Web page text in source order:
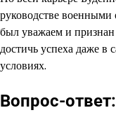
руководстве военными
был уважаем и
достичь успеха даже
условиях.
Вопрос-ответ: